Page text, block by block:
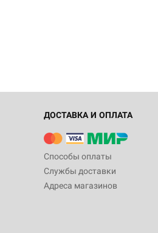
ДОСТАВКА И ОПЛАТА
Способы оплаты
Службы доставки
Адреса магазинов